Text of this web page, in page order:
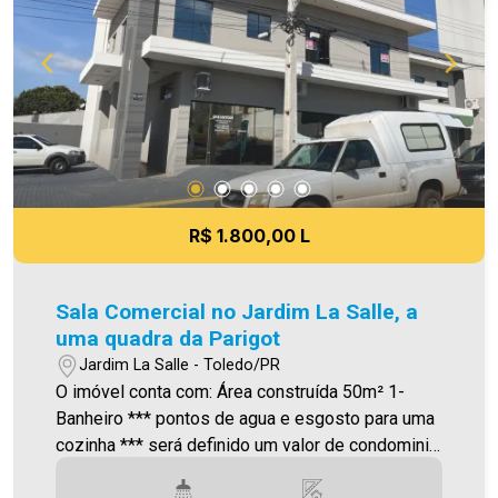
taxa de mudança informados estão sujeitos a
alteração sem prévio aviso, e varia de acordo
com o custo de administração e gastos do
condomínio. Aproveite essa oportunidade! A hora
de encontrar o seu novo lar É AGORA! Imobiliária
Ativa, sinta-se em casa!
R$ 1.800,00 L
Sala Comercial no Jardim La Salle, a
uma quadra da Parigot
Jardim La Salle - Toledo/PR
O imóvel conta com: Área construída 50m² 1-
Banheiro *** pontos de agua e esgosto para uma
cozinha *** será definido um valor de condominio